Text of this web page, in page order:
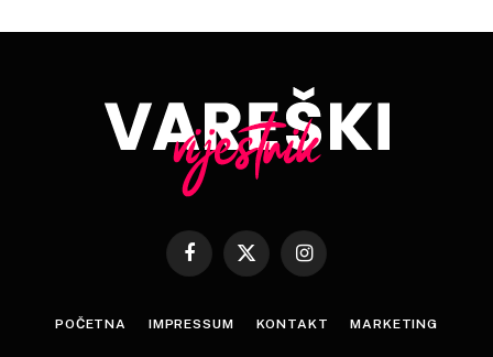
Facebook
X
Instagram
POČETNA IMPRESSUM KONTAKT MARKETING